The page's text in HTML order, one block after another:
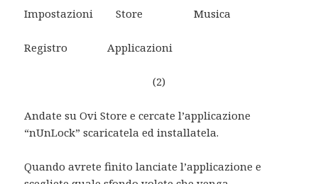
Impostazioni Store Musica
Registro Applicazioni
(2)
Andate su Ovi Store e cercate l’applicazione
“nUnLock” scaricatela ed installatela.
Quando avrete finito lanciate l’applicazione e